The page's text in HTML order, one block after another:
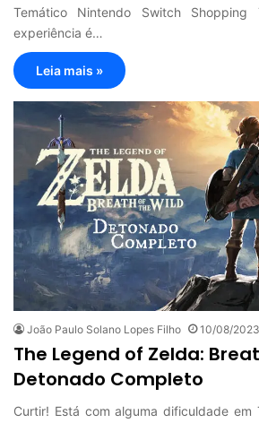
Temático Nintendo Switch
experiência é…
Leia mais »
João Paulo Solano Lopes Filho 10/08/2023
The Legend of Zelda:
Detonado Completo
Curtir! Está com alguma dificuldade em